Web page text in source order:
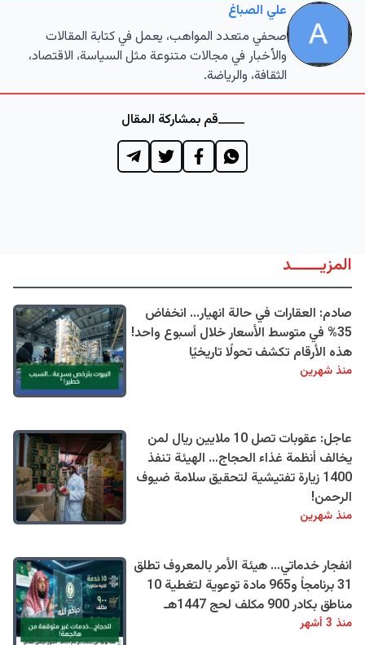
علي الصباغ
صحفي متعدد المواهب، يعمل في كتابة المقالات
والأخبار في مجالات متنوعة مثل السياسة، الاقتصاد،
الثقافة، والرياضة.
قم بمشاركة المقال
المزيــــــد
صادم: العقارات في حالة انهيار... انخفاض
35% في متوسط الأسعار خلال أسبوع واحد!
هذه الأرقام تكشف تحولًا تاريخيًا
منذ شهرين
عاجل: عقوبات تصل 10 ملايين ريال لمن
يخالف أنظمة غذاء الحجاج… الهيئة تنفذ
1400 زيارة تفتيشية لتحقيق سلامة ضيوف
الرحمن!
منذ شهرين
انفجار خدماتي… هيئة الأمر بالمعروف تطلق
31 برنامجاً و965 مادة توعوية لتغطية 10
مناطق بكادر 900 مكلف لحج 1447هـ
منذ 3 أشهر